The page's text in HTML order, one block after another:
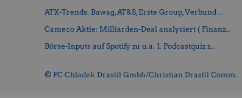
ATX-Trends: Bawag, AT&S, Erste Group, Verbund ...
Cameco Aktie: Milliarden-Deal analysiert ( Finanz...
Börse-Inputs auf Spotify zu u.a. 1. Podcastquiz z...
© FC Chladek Drastil Gmbh/Christian Drastil Comm.